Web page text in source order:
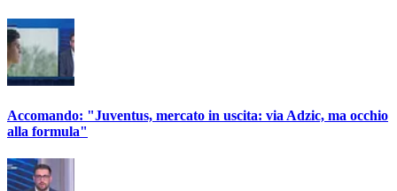
Accomando: "Juventus, mercato in uscita: via Adzic, ma occhio
alla formula"